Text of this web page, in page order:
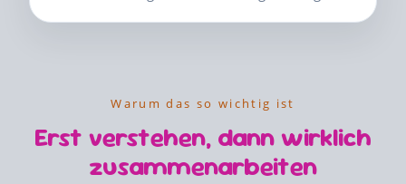
Warum das so wichtig ist
Erst verstehen, dann wirklich
zusammenarbeiten